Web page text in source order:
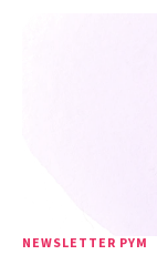
NEWSLETTER PYM